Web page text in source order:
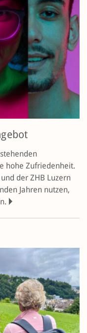
hohe Zufriedenheit.
der ZHB Luzern
Jahren nutzen,